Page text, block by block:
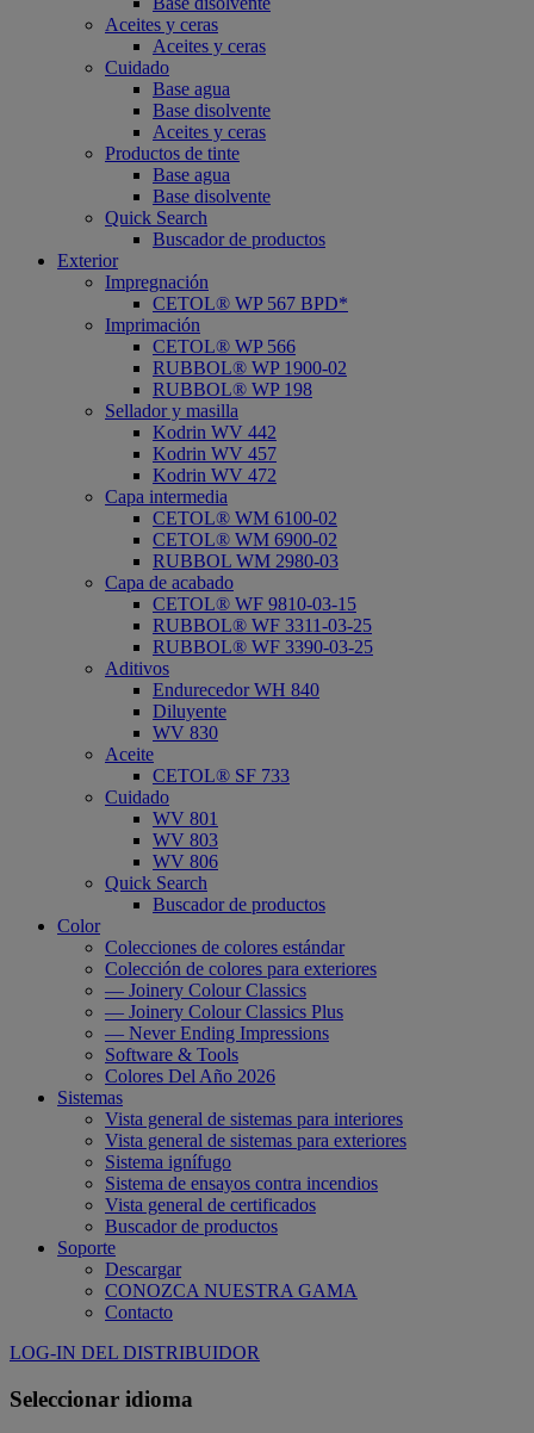
Aceites y ceras
Aceites y ceras
Cuidado
Base agua
Base disolvente
Aceites y ceras
Productos de tinte
Base agua
Base disolvente
Quick Search
Buscador de productos
Exterior
Impregnación
CETOL® WP 567 BPD*
Imprimación
CETOL® WP 566
RUBBOL® WP 1900-02
RUBBOL® WP 198
Sellador y masilla
Kodrin WV 442
Kodrin WV 457
Kodrin WV 472
Capa intermedia
CETOL® WM 6100-02
CETOL® WM 6900-02
RUBBOL WM 2980-03
Capa de acabado
CETOL® WF 9810-03-15
RUBBOL® WF 3311-03-25
RUBBOL® WF 3390-03-25
Aditivos
Endurecedor WH 840
Diluyente
WV 830
Aceite
CETOL® SF 733
Cuidado
WV 801
WV 803
WV 806
Quick Search
Buscador de productos
Color
Colecciones de colores estándar
Colección de colores para exteriores
— Joinery Colour Classics
— Joinery Colour Classics Plus
— Never Ending Impressions
Software & Tools
Colores Del Año 2026
Sistemas
Vista general de sistemas para interiores
Vista general de sistemas para exteriores
Sistema ignífugo
Sistema de ensayos contra incendios
Vista general de certificados
Buscador de productos
Soporte
Descargar
CONOZCA NUESTRA GAMA
Contacto
LOG-IN DEL DISTRIBUIDOR
Seleccionar idioma